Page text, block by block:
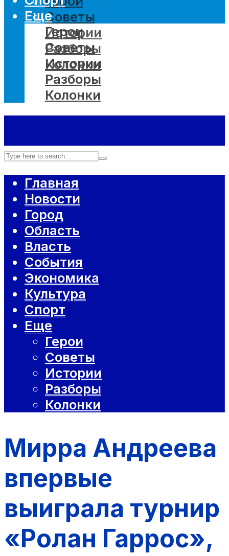
Советы
Истории
Разборы
Колонки
Еще
Герои
Советы
Истории
Разборы
Колонки
Главная
Новости
Город
Область
Власть
События
Экономика
Культура
Спорт
Еще
Герои
Советы
Истории
Разборы
Колонки
Мирра Андреева
впервые
выиграла турнир
«Ролан Гаррос»,